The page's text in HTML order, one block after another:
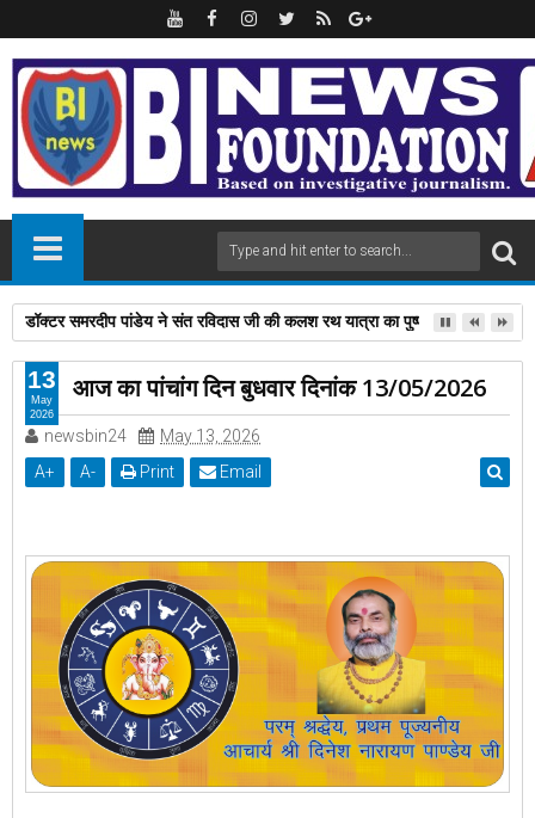
1000 रुपये से भी कम 32GB में आया ये फोन, Type-C चार्जिंग पोर्ट और Wireless
आज का पांचांग दिन बुधवार दिनांक 13/05/2026
newsbin24
May 13, 2026
A+ A- Print Email
13
May
2026